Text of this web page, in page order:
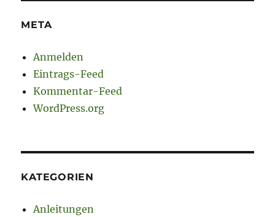
META
Anmelden
Eintrags-Feed
Kommentar-Feed
WordPress.org
KATEGORIEN
Anleitungen